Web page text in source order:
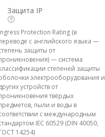
Защита IP
Protection Rating (в
с английского языка —
защиты от
— система
степеней защиты
электрооборудования и
устройств от
твёрдых
пыли и воды в
с международным
IEC 60529 (DIN 40050,
14254)